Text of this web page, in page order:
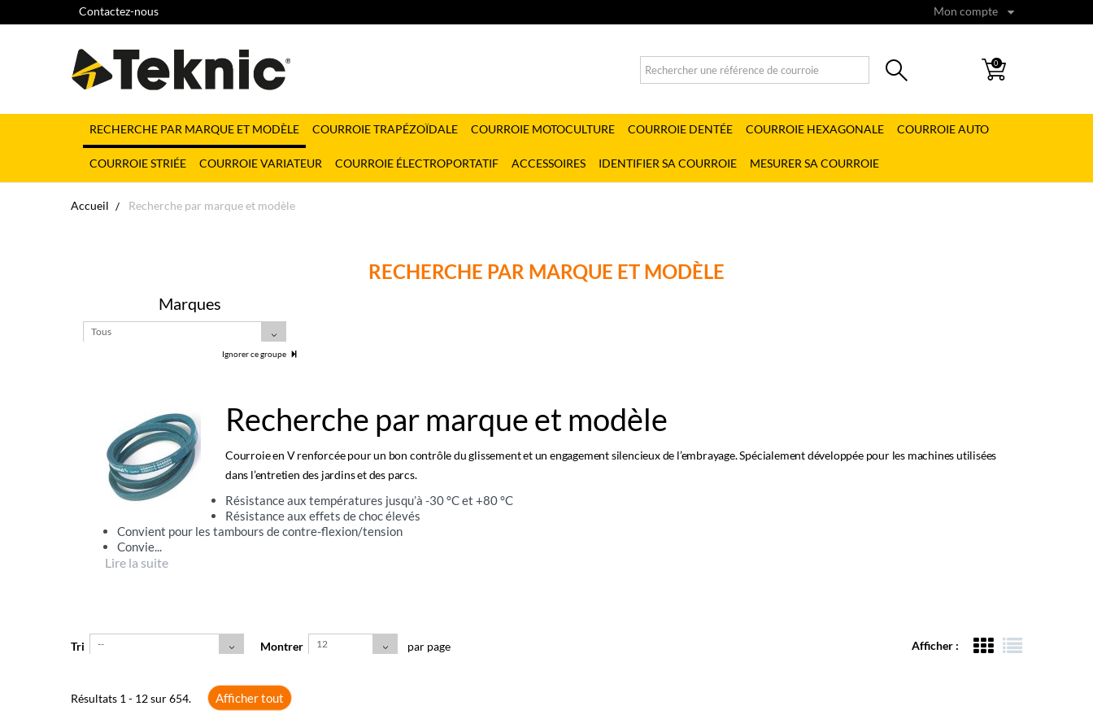
Mon compte
Contactez-nous
0
RECHERCHE PAR MARQUE ET MODÈLE COURROIE TRAPÉZOÏDALE COURROIE MOTOCULTURE COURROIE DENTÉE COURROIE HEXAGONALE COURROIE AUTO
COURROIE STRIÉE COURROIE VARIATEUR COURROIE ÉLECTROPORTATIF ACCESSOIRES IDENTIFIER SA COURROIE MESURER SA COURROIE
Accueil Recherche par marque et modèle
RECHERCHE PAR MARQUE ET MODÈLE
Marques
Tous
Ignorer ce groupe
Recherche par marque et modèle
Courroie en V renforcée pour un bon contrôle du glissement et un engagement silencieux de l’embrayage. Spécialement développée pour les machines utilisées
dans l’entretien des jardins et des parcs.
Résistance aux températures jusqu’à -30 °C et +80 °C
Résistance aux effets de choc élevés
Convient pour les tambours de contre-flexion/tension
Convie...
Lire la suite
Afficher :
Tri -- Montrer 12 par page
Résultats 1 - 12 sur 654. Afficher tout